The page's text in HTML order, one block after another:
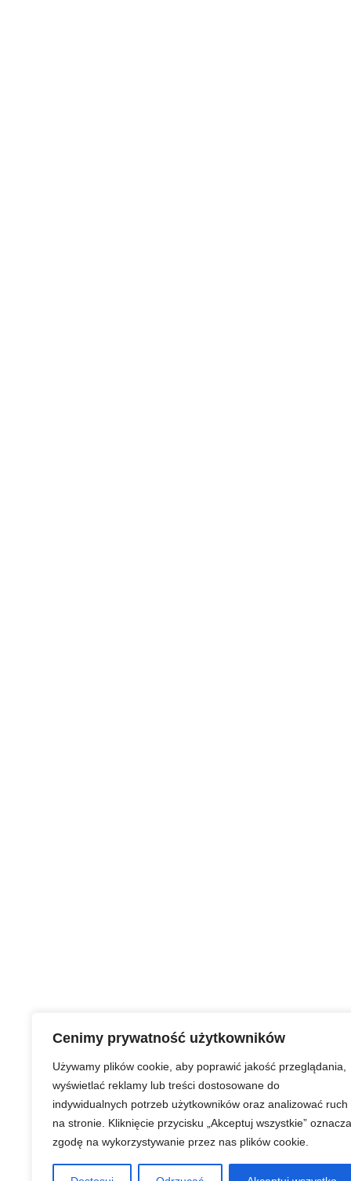
Cenimy prywatność użytkowników
Używamy plików cookie, aby poprawić jakość przeglądania,
wyświetlać reklamy lub treści dostosowane do
indywidualnych potrzeb użytkowników oraz analizować ruch
na stronie. Kliknięcie przycisku „Akceptuj wszystkie” oznacza
zgodę na wykorzystywanie przez nas plików cookie.